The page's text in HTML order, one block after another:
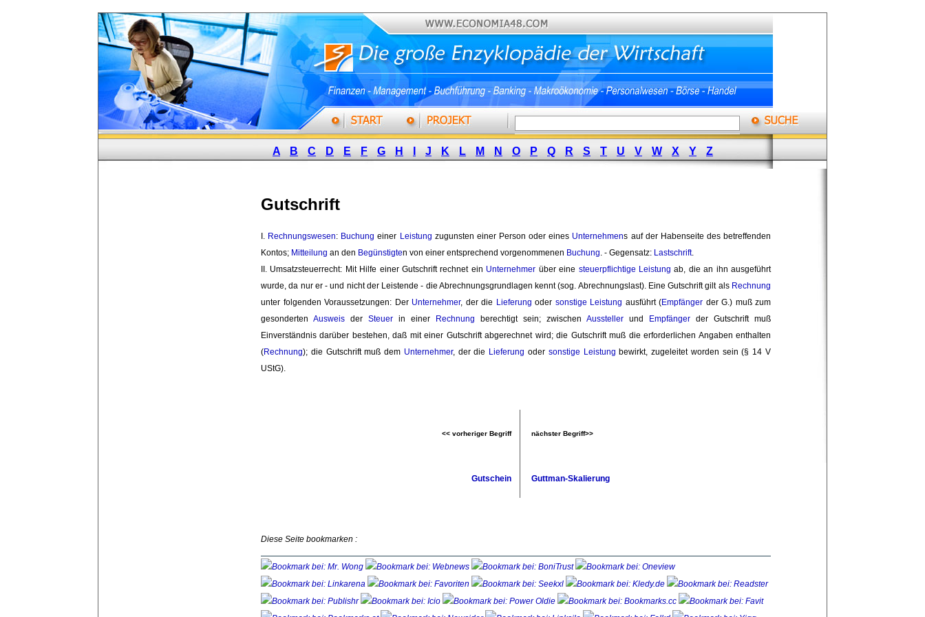
A B C D E F G H J K L M N O P Q R S T U V W X Y Z
Gutschrift
I. Rechnungswesen: Buchung einer Leistung zugunsten einer Person oder eines Unternehmens auf der Habenseite des betreffenden
Kontos; Mitteilung an den Begünstigten von einer entsprechend vorgenommenen Buchung. - Gegensatz: Lastschrift.
II. Umsatzsteuerrecht: Mit Hilfe einer Gutschrift rechnet ein Unternehmer über eine steuerpflichtige Leistung ab, die an ihn ausgeführt
wurde, da nur er - und nicht der Leistende - die Abrechnungsgrundlagen kennt (sog. Abrechnungslast). Eine Gutschrift gilt als Rechnung
unter folgenden Voraussetzungen: Der Unternehmer, der die Lieferung oder sonstige Leistung ausführt (Empfänger der G.) muß zum
gesonderten Ausweis der Steuer in einer Rechnung berechtigt sein; zwischen Aussteller und Empfänger der Gutschrift muß
Einverständnis darüber bestehen, daß mit einer Gutschrift abgerechnet wird; die Gutschrift muß die erforderlichen Angaben enthalten
(Rechnung); die Gutschrift muß dem Unternehmer, der die Lieferung oder sonstige Leistung bewirkt, zugeleitet worden sein (§ 14 V
UStG).
<< vorheriger Begriff nächster Begriff>>
Gutschein Guttman-Skalierung
Diese Seite bookmarken :